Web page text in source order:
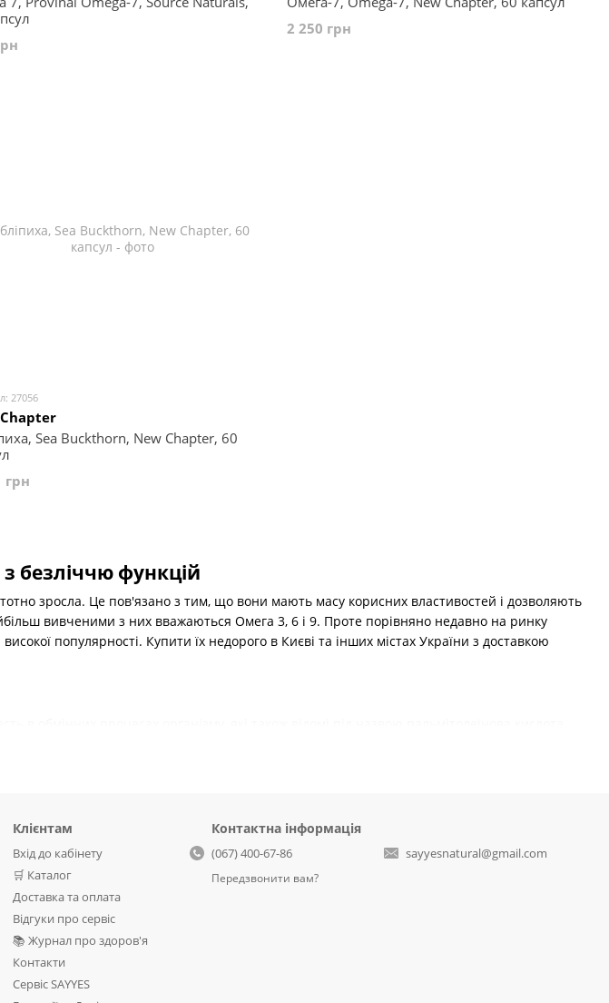
2 250 грн
27056
Sea Buckthorn, New Chapter, 60
грн
безліччю функцій
зросла. Це пов'язано з тим, що вони мають масу корисних властивостей і дозволяють
вивченими з них вважаються Омега 3, 6 і 9. Проте порівняно недавно на ринку
популярності. Купити їх недорого в Києві та інших містах України з доставкою
корисні властивості:
гормону під назвою лептин, що відповідає за почуття ситості;
ШКТ;
можна, замовивши відповідні добавки на сайті SAYYES. У каталозі цього інтернет-
БАДів на основі натуральних продуктів для чоловіків і жінок з невисокою вартістю,
Клієнтам
Вхід до кабінету
🛒 Каталог
Доставка та оплата
Відгуки про сервіс
📚 Журнал про здоров'я
Контакти
Сервіс SAYYES
Контактна інформація
(067) 400-67-86
Передзвонити вам?
sayyesnatural@gmail.com